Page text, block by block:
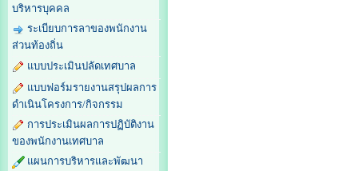
บริหารบุคคล
ระเบียบการลาของพนักงาน
ส่วนท้องถิ่น
แบบประเมินปลัดเทศบาล
แบบฟอร์มรายงานสรุปผลการ
ดำเนินโครงการ/กิจกรรม
การประเมินผลการปฏิบัติงาน
ของพนักงานเทศบาล
แผนการบริหารและพัฒนา